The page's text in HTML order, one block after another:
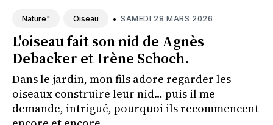
Nature" Oiseau • SAMEDI 28 MARS 2026
L'oiseau fait son nid de Agnès
Debacker et Irène Schoch.
Dans le jardin, mon fils adore regarder les
oiseaux construire leur nid… puis il me
demande, intrigué, pourquoi ils recommencent